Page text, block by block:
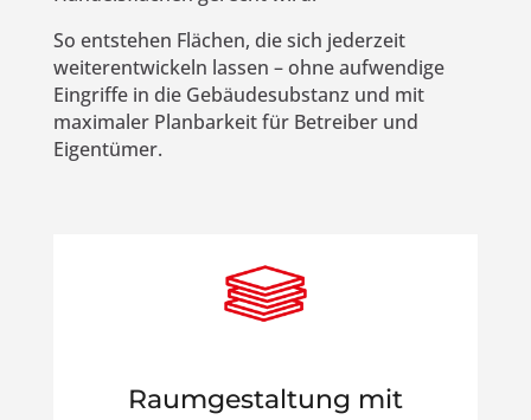
So entstehen Flächen, die sich jederzeit
weiterentwickeln lassen – ohne aufwendige
Eingriffe in die Gebäudesubstanz und mit
maximaler Planbarkeit für Betreiber und
Eigentümer.
Raumgestaltung mit